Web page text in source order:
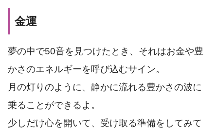
金運
夢の中で50音を見つけたとき、それはお金や豊
かさのエネルギーを呼び込むサイン。
月の灯りのように、静かに流れる豊かさの波に
乗ることができるよ。
少しだけ心を開いて、受け取る準備をしてみて